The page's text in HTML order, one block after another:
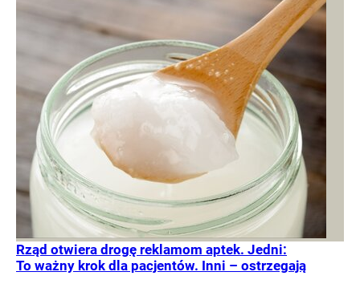
Rząd otwiera drogę reklamom aptek. Jedni:
To ważny krok dla pacjentów. Inni – ostrzegają